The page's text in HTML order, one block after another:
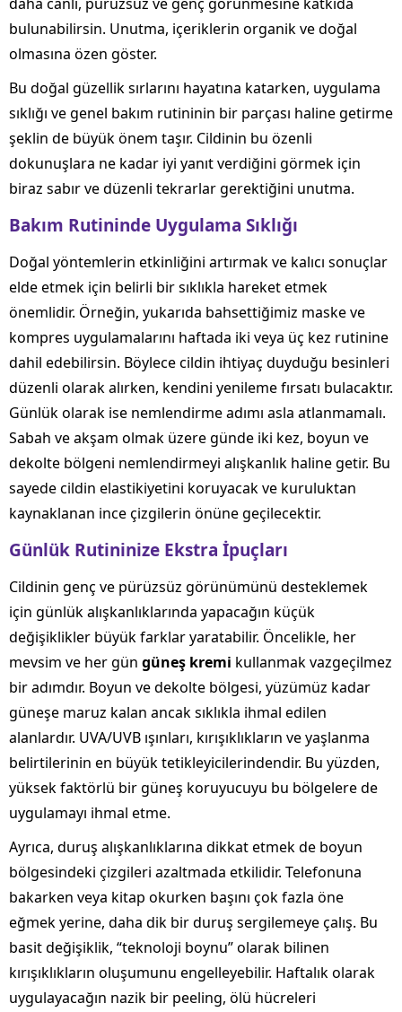
bulunabilirsin. Unutma, içeriklerin organik ve doğal
olmasına özen göster.
Bu doğal güzellik sırlarını hayatına katarken, uygulama
sıklığı ve genel bakım rutininin bir parçası haline getirme
şeklin de büyük önem taşır. Cildinin bu özenli
dokunuşlara ne kadar iyi yanıt verdiğini görmek için
biraz sabır ve düzenli tekrarlar gerektiğini unutma.
Bakım Rutininde Uygulama Sıklığı
Doğal yöntemlerin etkinliğini artırmak ve kalıcı sonuçlar
elde etmek için belirli bir sıklıkla hareket etmek
önemlidir. Örneğin, yukarıda bahsettiğimiz maske ve
kompres uygulamalarını haftada iki veya üç kez rutinine
dahil edebilirsin. Böylece cildin ihtiyaç duyduğu besinleri
düzenli olarak alırken, kendini yenileme fırsatı bulacaktır.
Günlük olarak ise nemlendirme adımı asla atlanmamalı.
Sabah ve akşam olmak üzere günde iki kez, boyun ve
dekolte bölgeni nemlendirmeyi alışkanlık haline getir. Bu
sayede cildin elastikiyetini koruyacak ve kuruluktan
kaynaklanan ince çizgilerin önüne geçilecektir.
Günlük Rutininize Ekstra İpuçları
Cildinin genç ve pürüzsüz görünümünü desteklemek
için günlük alışkanlıklarında yapacağın küçük
değişiklikler büyük farklar yaratabilir. Öncelikle, her
mevsim ve her gün güneş kremi kullanmak vazgeçilmez
bir adımdır. Boyun ve dekolte bölgesi, yüzümüz kadar
güneşe maruz kalan ancak sıklıkla ihmal edilen
alanlardır. UVA/UVB ışınları, kırışıklıkların ve yaşlanma
belirtilerinin en büyük tetikleyicilerindendir. Bu yüzden,
yüksek faktörlü bir güneş koruyucuyu bu bölgelere de
uygulamayı ihmal etme.
Ayrıca, duruş alışkanlıklarına dikkat etmek de boyun
bölgesindeki çizgileri azaltmada etkilidir. Telefonuna
bakarken veya kitap okurken başını çok fazla öne
eğmek yerine, daha dik bir duruş sergilemeye çalış. Bu
basit değişiklik, “teknoloji boynu” olarak bilinen
kırışıklıkların oluşumunu engelleyebilir. Haftalık olarak
uygulayacağın nazik bir peeling, ölü hücreleri